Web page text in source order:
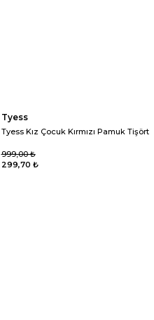
Tyess
Tyess Kız Çocuk Kırmızı Pamuk Tişört
299,70 ₺
999,00 ₺